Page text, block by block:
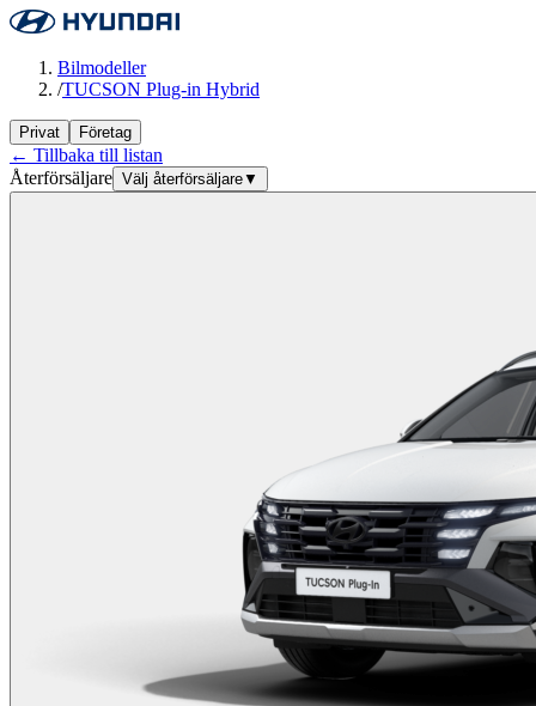
Bilmodeller
/TUCSON Plug-in Hybrid
Privat Företag
← Tillbaka till listan
Återförsäljare Välj återförsäljare▼